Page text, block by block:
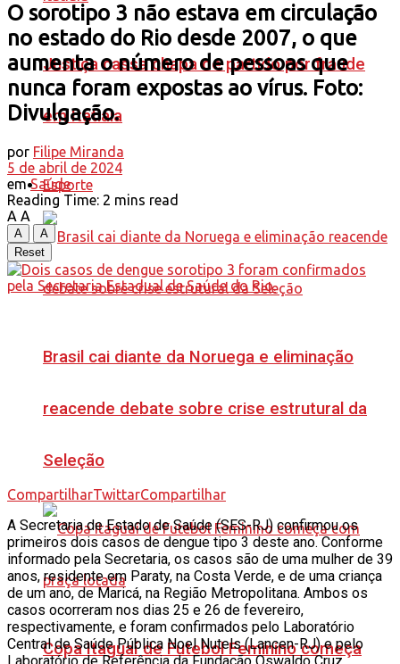
Justiça cassa chapa de partido por fraude
em Itatiaia
Esporte
Brasil cai diante da Noruega e eliminação
reacende debate sobre crise estrutural da
Seleção
Copa Itaguaí de Futebol Feminino começa
O sorotipo 3 não estava em circulação
no estado do Rio desde 2007, o que
aumenta o número de pessoas que
nunca foram expostas ao vírus. Foto:
Divulgação.
por Filipe Miranda
5 de abril de 2024
em Saúde
Reading Time: 2 mins read
A A
A
A
Reset
CompartilharTwittarCompartilhar
A Secretaria de Estado de Saúde (SES-RJ) confirmou os
primeiros dois casos de dengue tipo 3 deste ano. Conforme
informado pela Secretaria, os casos são de uma mulher de 39
anos, residente em Paraty, na Costa Verde, e de uma criança
de um ano, de Maricá, na Região Metropolitana. Ambos os
casos ocorreram nos dias 25 e 26 de fevereiro,
respectivamente, e foram confirmados pelo Laboratório
Central de Saúde Pública Noel Nutels (Lancen-RJ) e pelo